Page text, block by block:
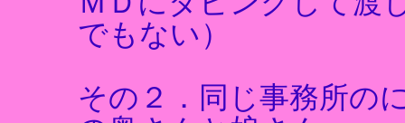
でもない）
その２．同じ事務所の